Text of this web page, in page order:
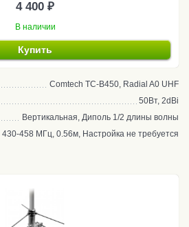
4 400 ₽
В наличии
Купить
Comtech TC-B450, Radial A0 UHF
50Вт, 2dBi
Вертикальная, Диполь 1/2 длины волны
430-458 МГц, 0.56м, Настройка не требуется